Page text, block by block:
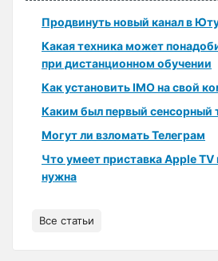
Продвинуть новый канал в
Какая техника может
при дистанционном обучении
Как установить IMO на свой
Каким был первый сенсорный
Могут ли взломать Телеграм
Что умеет приставка Apple TV
нужна
Все статьи